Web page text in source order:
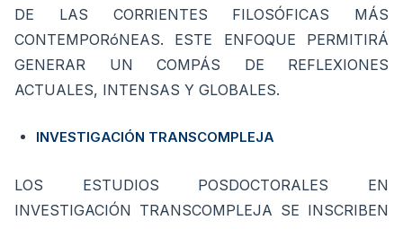
DE LAS CORRIENTES FILOSÓFICAS MÁS
CONTEMPORóNEAS. ESTE ENFOQUE PERMITIRÁ
GENERAR UN COMPÁS DE REFLEXIONES
ACTUALES, INTENSAS Y GLOBALES.
INVESTIGACIÓN TRANSCOMPLEJA
LOS ESTUDIOS POSDOCTORALES EN
INVESTIGACIÓN TRANSCOMPLEJA SE INSCRIBEN